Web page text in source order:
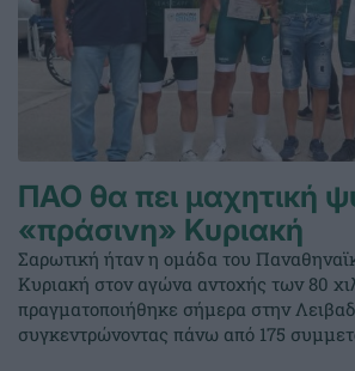
ΠΑΟ θα πει μαχητική
«πράσινη» Κυριακή
Σαρωτική ήταν η ομάδα του
Κυριακή στον αγώνα αντοχής των 80
πραγματοποιήθηκε σήμερα στην
συγκεντρώνοντας πάνω από 175